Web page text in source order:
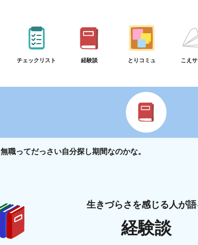
チェックリスト 経験談 とりコミュ こえ
無職ってだっさい自分探し期間なのかな。
生きづらさを感じる人が語
経験談